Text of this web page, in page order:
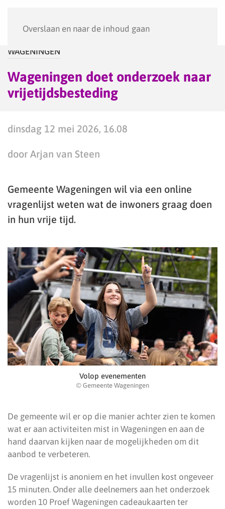
Overslaan en naar de inhoud gaan
WAGENINGEN
Wageningen doet onderzoek naar
vrijetijdsbesteding
dinsdag 12 mei 2026, 16.08
door Arjan van Steen
Gemeente Wageningen wil via een online
vragenlijst weten wat de inwoners graag doen
in hun vrije tijd.
Volop evenementen
© Gemeente Wageningen
De gemeente wil er op die manier achter zien te komen
wat er aan activiteiten mist in Wageningen en aan de
hand daarvan kijken naar de mogelijkheden om dit
aanbod te verbeteren.
De vragenlijst is anoniem en het invullen kost ongeveer
15 minuten. Onder alle deelnemers aan het onderzoek
worden 10 Proef Wageningen cadeaukaarten ter